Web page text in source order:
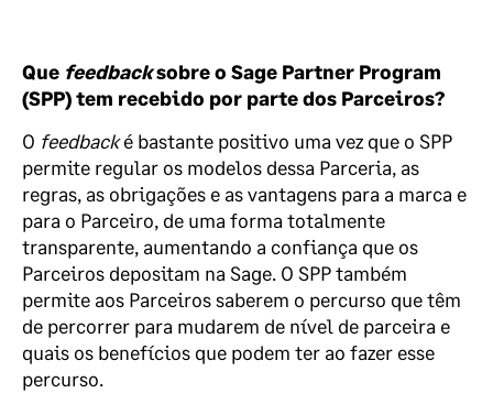
Que feedbacksobre o Sage Partner Program
(SPP) tem recebido por parte dos Parceiros?
O feedbacké bastante positivo uma vez que o SPP
permite regular os modelos dessa Parceria, as
regras, as obrigações e as vantagens para a marca e
para o Parceiro, de uma forma totalmente
transparente, aumentando a confiança que os
Parceiros depositam na Sage. O SPPtambém
permite aos Parceirossaberem o percurso que têm
de percorrer para mudarem de nível de parceira e
quais os benefícios que podem ter ao fazer esse
percurso.